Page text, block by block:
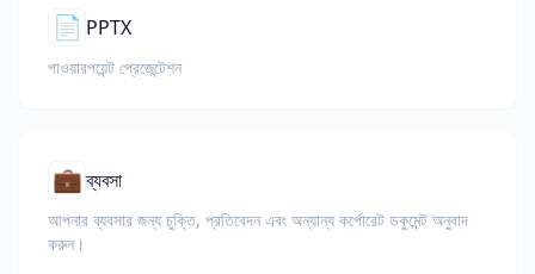
📄 PPTX
পাওয়ারপয়েন্ট প্রেজেন্টেশন
💼ব্যবসা
আপনার ব্যবসার জন্য চুক্তি, প্রতিবেদন এবং অন্যান্য কর্পোরেট ডকুমেন্ট অনুবাদ
করুন।